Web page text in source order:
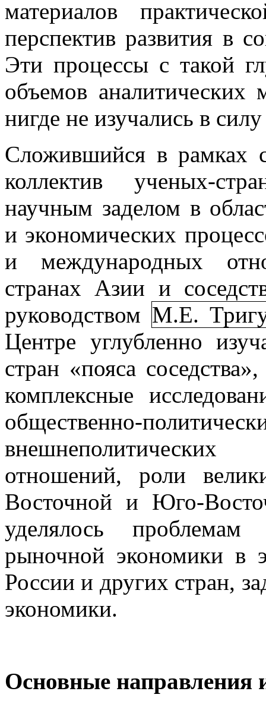
материалов
перспектив развития в
Эти процессы с такой
объемов аналитических
нигде не изучались в
Сложившийся в рамках
коллектив ученых-
научным заделом в
и экономических
и международных
странах Азии и
руководством М.Е.
Центре углубленно
стран «пояса
комплексные
общественно-
отношений, роли
Восточной и Юго-
уделялось
рыночной экономики в
России и других стран,
экономики.
Основные направления